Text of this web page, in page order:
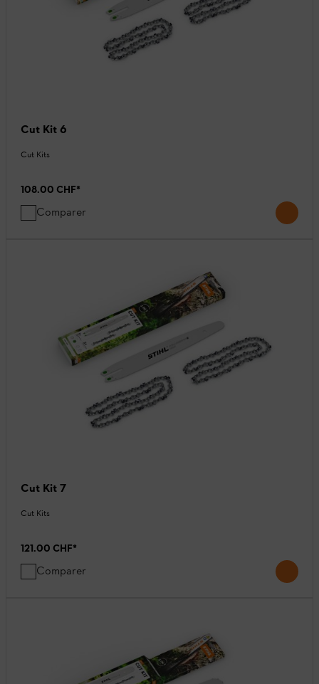
Cut Kit 6
Cut Kits
108.00 CHF*
Comparer
Cut Kit 7
Cut Kits
121.00 CHF*
Comparer